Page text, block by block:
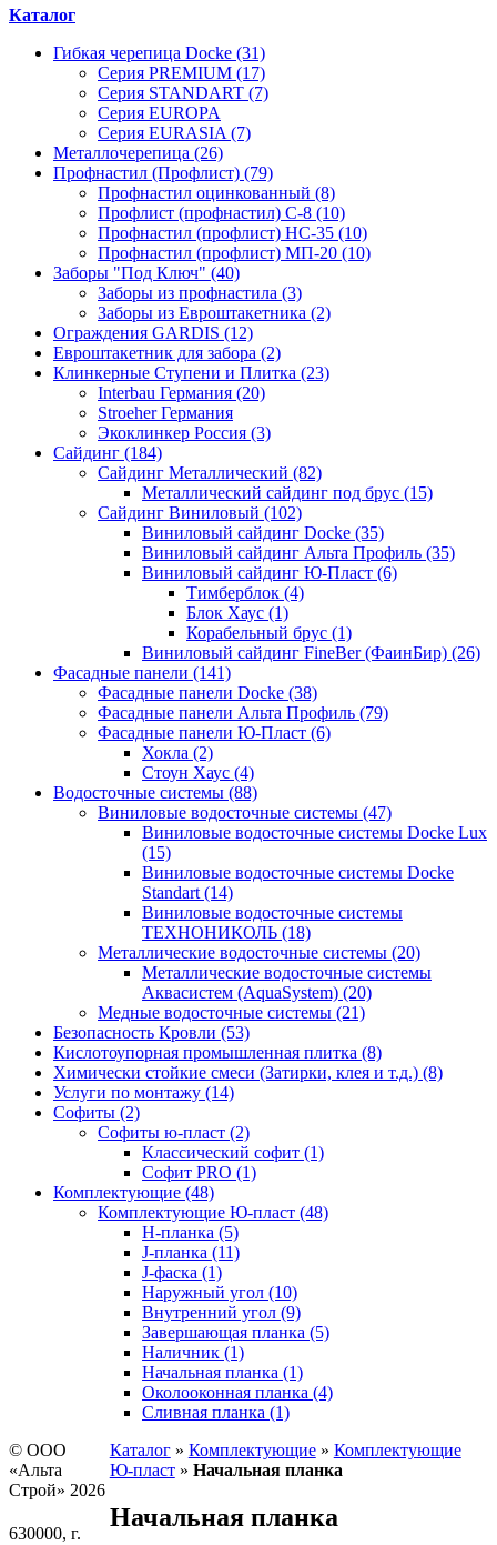
Каталог
Гибкая черепица Docke (31)
Серия PREMIUM (17)
Серия STANDART (7)
Серия EUROPA
Серия EURASIA (7)
Металлочерепица (26)
Профнастил (Профлист) (79)
Профнастил оцинкованный (8)
Профлист (профнастил) С-8 (10)
Профнастил (профлист) НС-35 (10)
Профнастил (профлист) МП-20 (10)
Заборы "Под Ключ" (40)
Заборы из профнастила (3)
Заборы из Евроштакетника (2)
Ограждения GARDIS (12)
Евроштакетник для забора (2)
Клинкерные Ступени и Плитка (23)
Interbau Германия (20)
Stroeher Германия
Экоклинкер Россия (3)
Сайдинг (184)
Сайдинг Металлический (82)
Металлический сайдинг под брус (15)
Сайдинг Виниловый (102)
Виниловый сайдинг Docke (35)
Виниловый сайдинг Альта Профиль (35)
Виниловый сайдинг Ю-Пласт (6)
Тимберблок (4)
Блок Хаус (1)
Корабельный брус (1)
Виниловый сайдинг FineBer (ФаинБир) (26)
Фасадные панели (141)
Фасадные панели Docke (38)
Фасадные панели Альта Профиль (79)
Фасадные панели Ю-Пласт (6)
Хокла (2)
Стоун Хаус (4)
Водосточные системы (88)
Виниловые водосточные системы (47)
Виниловые водосточные системы Docke Lux
(15)
Виниловые водосточные системы Docke
Standart (14)
Виниловые водосточные системы
ТЕХНОНИКОЛЬ (18)
Металлические водосточные системы (20)
Металлические водосточные системы
Аквасистем (AquaSystem) (20)
Медные водосточные системы (21)
Безопасность Кровли (53)
Кислотоупорная промышленная плитка (8)
Химически стойкие смеси (Затирки, клея и т.д.) (8)
Услуги по монтажу (14)
Софиты (2)
Софиты ю-пласт (2)
Классический софит (1)
Софит PRO (1)
Комплектующие (48)
Комплектующие Ю-пласт (48)
H-планка (5)
J-планка (11)
J-фаска (1)
Наружный угол (10)
Внутренний угол (9)
Завершающая планка (5)
Наличник (1)
Начальная планка (1)
Околооконная планка (4)
Сливная планка (1)
Каталог» Комплектующие» Комплектующие
Ю-пласт» Начальная планка
Начальная планка
© ООО
«Альта
Строй» 2026
630000, г.